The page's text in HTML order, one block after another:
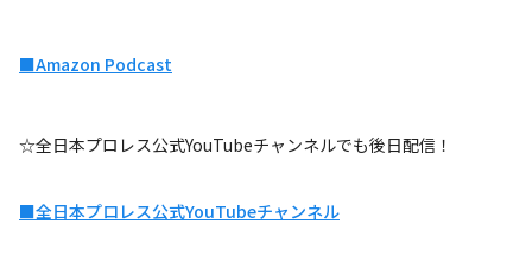
■Amazon Podcast
☆全日本プロレス公式YouTubeチャンネルでも後日配信！
■全日本プロレス公式YouTubeチャンネル